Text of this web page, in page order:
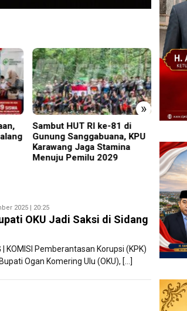
»
Perkenalkan Diri Lewat
Safari Jumat, Kapolres
Lumajang Ajak Warga Jaga
Kamtibmas
Ajang
2025 | 20:25
OKU Jadi Saksi di Sidang
| KOMISI Pemberantasan Korupsi (KPK)
Ogan Komering Ulu (OKU), […]